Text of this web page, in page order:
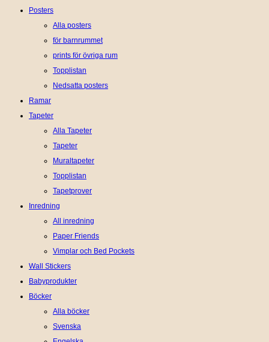
Posters
Alla posters
för barnrummet
prints för övriga rum
Topplistan
Nedsatta posters
Ramar
Tapeter
Alla Tapeter
Tapeter
Muraltapeter
Topplistan
Tapetprover
Inredning
All inredning
Paper Friends
Vimplar och Bed Pockets
Wall Stickers
Babyprodukter
Böcker
Alla böcker
Svenska